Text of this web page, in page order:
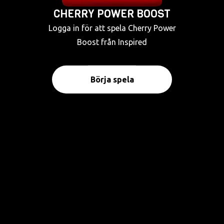
CHERRY POWER BOOST
Logga in för att spela Cherry Power
Boost från Inspired
Börja spela